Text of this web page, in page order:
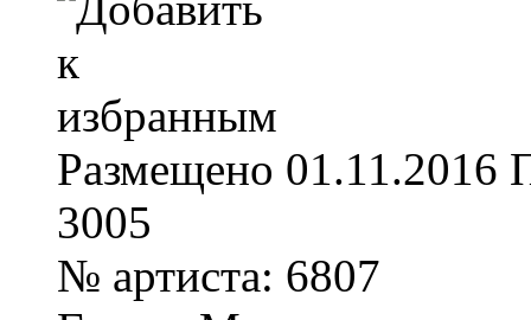
Размещено 01.11.2016
3005
№ артиста: 6807